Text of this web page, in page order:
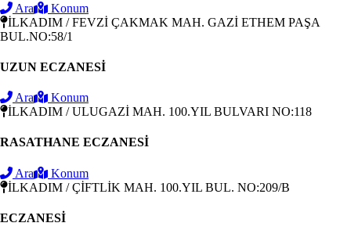
Ara
Konum
İLKADIM / FEVZİ ÇAKMAK MAH. GAZİ ETHEM PAŞA
BUL.NO:58/1
UZUN ECZANESİ
Ara
Konum
İLKADIM / ULUGAZİ MAH. 100.YIL BULVARI NO:118
RASATHANE ECZANESİ
Ara
Konum
İLKADIM / ÇİFTLİK MAH. 100.YIL BUL. NO:209/B
ECZANESİ